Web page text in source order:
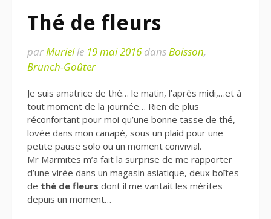
Thé de fleurs
parMurielle 19 mai 2016dansBoisson,
Brunch-Goûter
Je suis amatrice de thé… le matin, l’après midi,…et à
tout moment de la journée… Rien de plus
réconfortant pour moi qu’une bonne tasse de thé,
lovée dans mon canapé, sous un plaid pour une
petite pause solo ou un moment convivial.
Mr Marmites m’a fait la surprise de me rapporter
d’une virée dans un magasin asiatique, deux boîtes
de thé de fleurs dont il me vantait les mérites
depuis un moment…